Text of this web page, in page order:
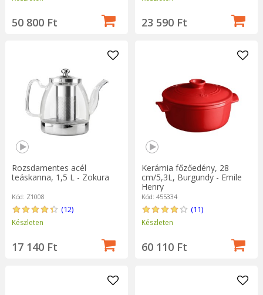
50 800 Ft 23 590 Ft
Rozsdamentes acél
teáskanna, 1,5 L - Zokura
Kód: Z1008
(12)
Készleten
17 140 Ft
Kerámia főzőedény, 28
cm/5,3L, Burgundy - Emile
Henry
Kód: 455334
(11)
Készleten
60 110 Ft